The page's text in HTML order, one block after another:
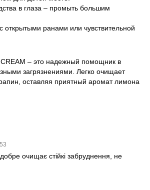
в глаза – промыть большим
открытыми ранами или чувствительной
– это надежный помощник в
загрязнениями. Легко очищает
оставляя приятный аромат лимона
очищає стійкі забруднення, не